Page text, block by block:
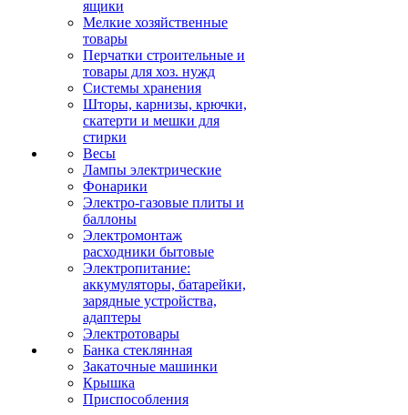
ящики
Мелкие хозяйственные
товары
Перчатки строительные и
товары для хоз. нужд
Системы хранения
Шторы, карнизы, крючки,
скатерти и мешки для
стирки
Весы
Лампы электрические
Фонарики
Электро-газовые плиты и
баллоны
Электромонтаж
расходники бытовые
Электропитание:
аккумуляторы, батарейки,
зарядные устройства,
адаптеры
Электротовары
Банка стеклянная
Закаточные машинки
Крышка
Приспособления